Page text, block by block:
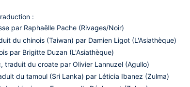
:
par Raphaëlle Pache (Rivages/Noir)
du chinois (Taiwan) par Damien Ligot (L'Asiathèque)
par Brigitte Duzan (L'Asiathèque)
traduit du croate par Olivier Lannuzel (Agullo)
du tamoul (Sri Lanka) par Léticia Ibanez (Zulma)